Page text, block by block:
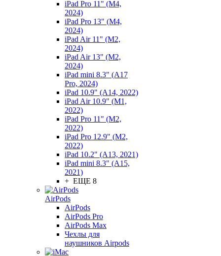
iPad Pro 11" (M4,
2024)
iPad Pro 13" (M4,
2024)
iPad Air 11" (M2,
2024)
iPad Air 13" (M2,
2024)
iPad mini 8.3" (A17
Pro, 2024)
iPad 10.9" (A14, 2022)
iPad Air 10.9" (M1,
2022)
iPad Pro 11" (M2,
2022)
iPad Pro 12.9" (M2,
2022)
iPad 10.2" (A13, 2021)
iPad mini 8.3" (A15,
2021)
+ ЕЩЕ 8
AirPods
AirPods
AirPods Pro
AirPods Max
Чехлы для
наушников Airpods